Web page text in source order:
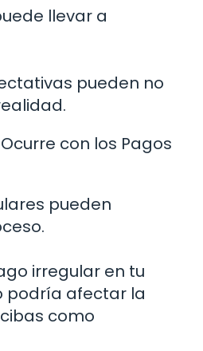
llevar a
pueden no
con los Pagos
pueden
irregular en tu
podría afectar la
como